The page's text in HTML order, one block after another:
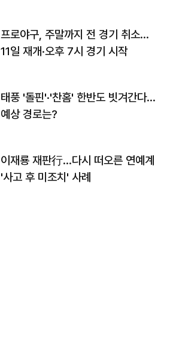
프로야구, 주말까지 전 경기 취소…
11일 재개·오후 7시 경기 시작
태풍 '돌핀'·'찬홈' 한반도 빗겨간다…
예상 경로는?
이재룡 재판行…다시 떠오른 연예계
'사고 후 미조치' 사례